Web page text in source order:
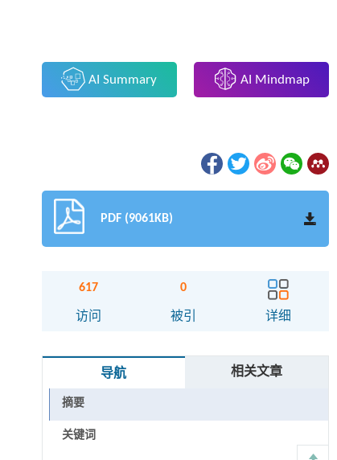
AI Summary AI Mindmap
PDF (9061KB)
617
访问
0
被引 详细
导航 相关文章
摘要
关键词